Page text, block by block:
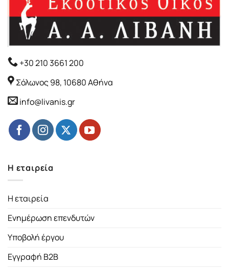
+30 210 3661 200
Σόλωνος 98, 10680 Αθήνα
info@livanis.gr
Η εταιρεία
Η εταιρεία
Ενημέρωση επενδυτών
Υποβολή έργου
Εγγραφή B2B